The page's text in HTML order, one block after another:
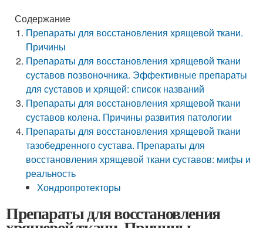
Содержание
Препараты для восстановления хрящевой ткани.
Причины
Препараты для восстановления хрящевой ткани
суставов позвоночника. Эффективные препараты
для суставов и хрящей: список названий
Препараты для восстановления хрящевой ткани
суставов колена. Причины развития патологии
Препараты для восстановления хрящевой ткани
тазобедренного сустава. Препараты для
восстановления хрящевой ткани суставов: мифы и
реальность
Хондропротекторы
Препараты для восстановления